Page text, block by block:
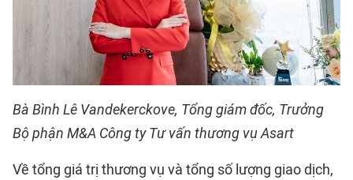
Bà Bình Lê Vandekerckove, Tổng giám đốc, Trưởng
Bộ phận M&A Công ty Tư vấn thương vụ Asart
Về tổng giá trị thương vụ và tổng số lượng giao dịch,